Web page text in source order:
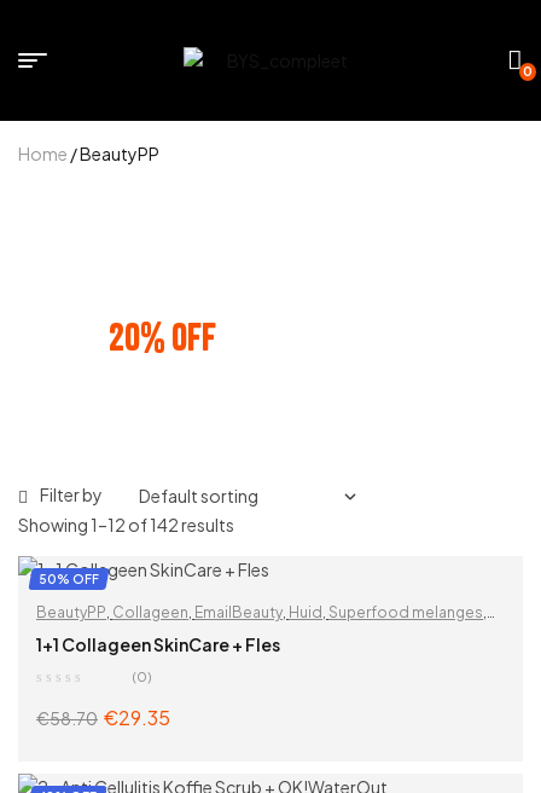
0
Home / BeautyPP
20% OFF
Filter by
Showing 1–12 of 142 results
50% OFF
BeautyPP Collageen EmailBeauty Huid Superfood melanges
Vitaminen & supplementen
Zoek op problemen
1+1 Collageen SkinCare + Fles
(0)
€58.70 €29.35